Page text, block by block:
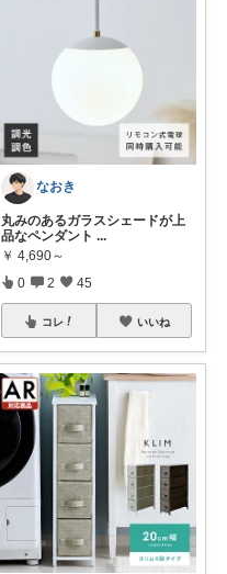
なおき
丸みのあるガラスシェードが上
品なペンダント ...
￥ 4,690～
0 2 45
コレ いいね